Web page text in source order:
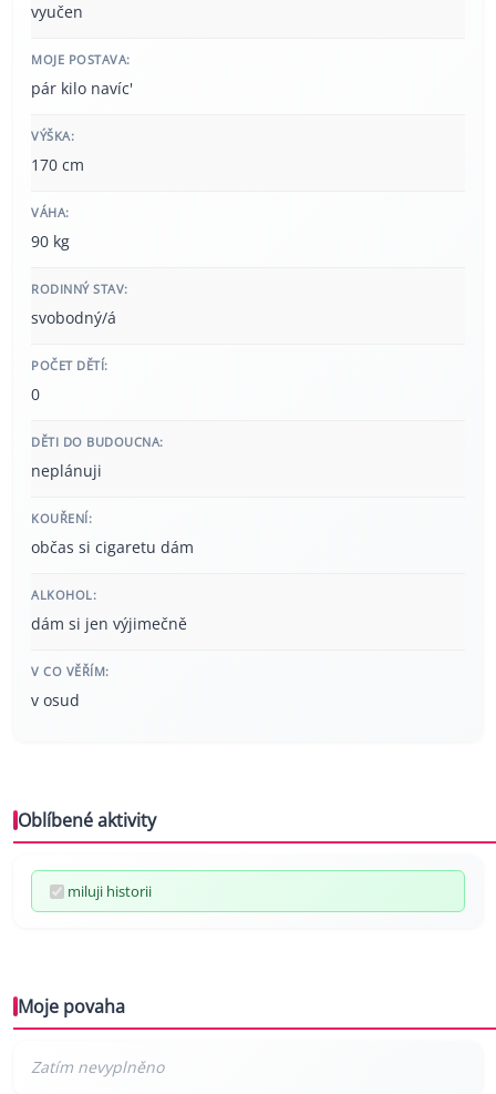
vyučen
MOJE POSTAVA:
pár kilo navíc'
VÝŠKA:
170 cm
VÁHA:
90 kg
RODINNÝ STAV:
svobodný/á
POČET DĚTÍ:
0
DĚTI DO BUDOUCNA:
neplánuji
KOUŘENÍ:
občas si cigaretu dám
ALKOHOL:
dám si jen výjimečně
V CO VĚŘÍM:
v osud
Oblíbené aktivity
miluji historii
Moje povaha